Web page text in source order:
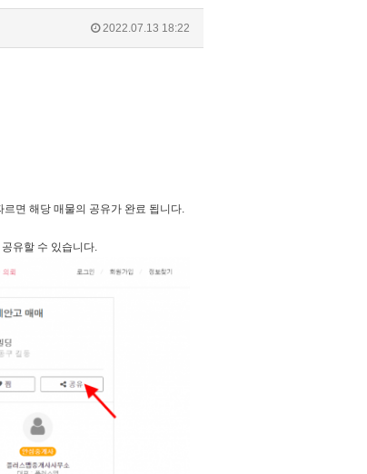
2022.07.13 18:22
면 해당 매물의 공유가 완료 됩니다.
유할 수 있습니다.